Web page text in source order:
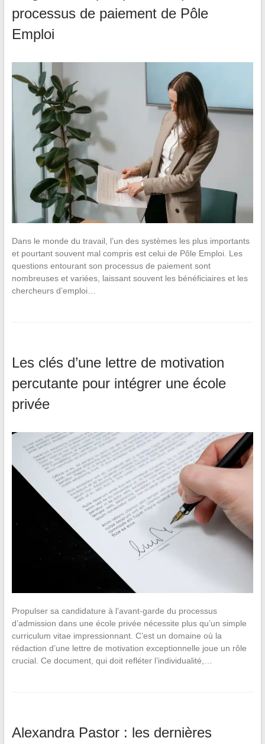
processus de paiement de Pôle
Emploi
Dans le monde du travail, l’un des systèmes les plus importants
et pourtant souvent mal compris est celui de Pôle Emploi. Les
questions entourant son processus de paiement sont
nombreuses et variées, laissant souvent les bénéficiaires et les
chercheurs d’emploi…
Les clés d’une lettre de motivation
percutante pour intégrer une école
privée
Propulser sa candidature à l’avant-garde du processus
d’admission dans une école privée nécessite plus qu’un simple
curriculum vitae impressionnant. C’est un domaine où la
rédaction d’une lettre de motivation exceptionnelle joue un rôle
crucial. Ce document, qui doit refléter l’individualité,…
Alexandra Pastor : les dernières